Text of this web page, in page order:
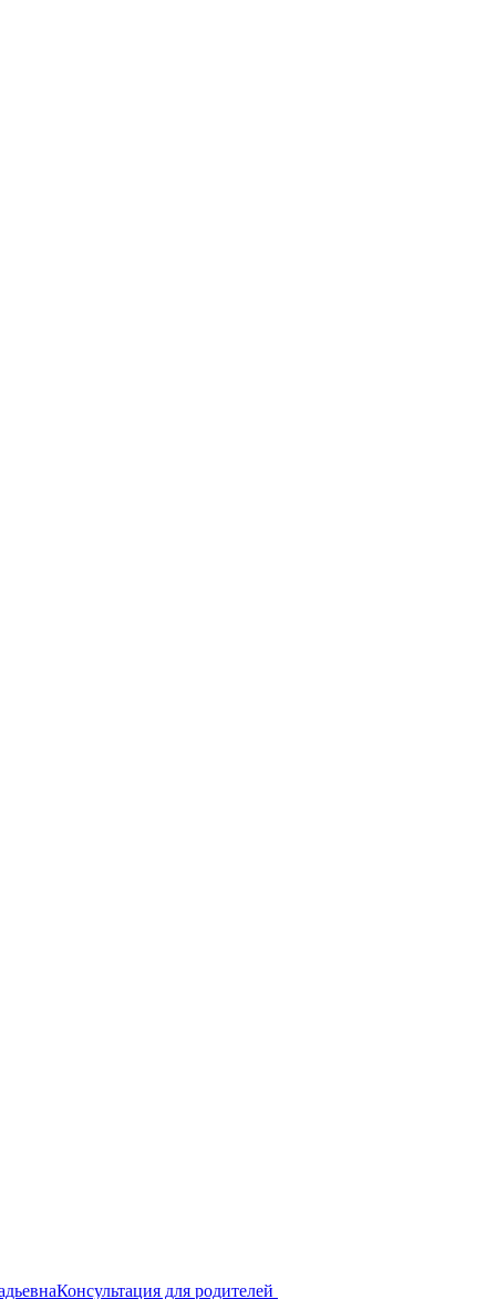
для родителей